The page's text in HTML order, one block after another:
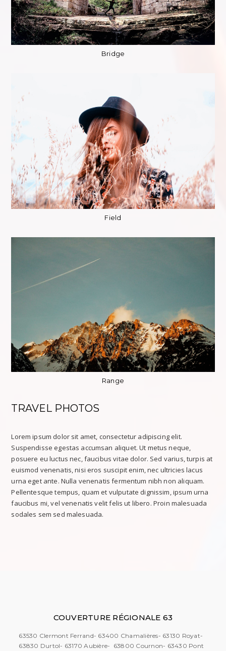
Bridge
Field
Range
TRAVEL PHOTOS
Lorem ipsum dolor sit amet, consectetur adipiscing elit.
Suspendisse egestas accumsan aliquet. Ut metus neque,
posuere eu luctus nec, faucibus vitae dolor. Sed varius, turpis at
euismod venenatis, nisi eros suscipit enim, nec ultricies lacus
urna eget ante. Nulla venenatis fermentum nibh non aliquam.
Pellentesque tempus, quam et vulputate dignissim, ipsum urna
faucibus mi, vel venenatis velit felis ut libero. Proin malesuada
sodales sem sed malesuada.
COUVERTURE RÉGIONALE 63
63530 Clermont Ferrand- 63400 Chamalières- 63130 Royat-
63830 Durtol- 63170 Aubière- 63800 Cournon- 63430 Pont